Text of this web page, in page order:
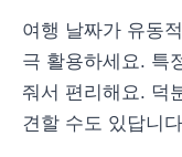
여행 날짜가 유동
극 활용하세요. 특
줘서 편리해요. 덕
견할 수도 있답니